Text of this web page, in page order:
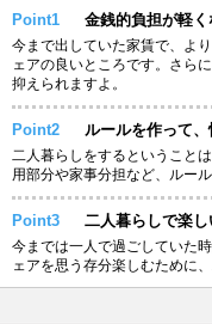
Point1 金銭的負担が軽く
今まで出していた家賃で、よ
ェアの良いところです。さら
抑えられますよ。
Point2 ルールを作って
二人暮らしをするということ
用部分や家事分担など、ルー
Point3 二人暮らしで楽し
今までは一人で過ごしていた
ェアを思う存分楽しむために